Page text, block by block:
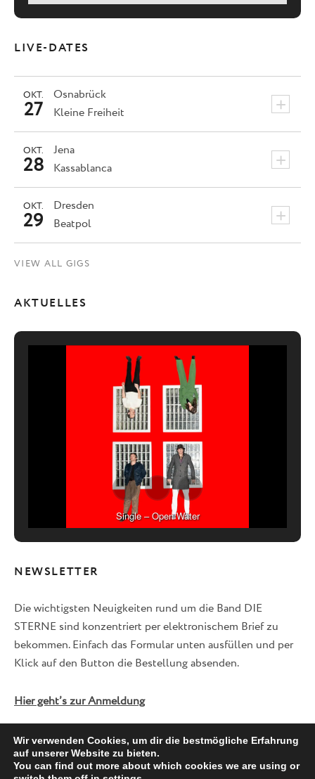
LIVE-DATES
Osnabrück +
OKT.
27 Kleine Freiheit
Jena +
OKT.
28 Kassablanca
Dresden +
OKT.
29 Beatpol
VIEW ALL GIGS
AKTUELLES
Single – Open Water
NEWSLETTER
Die wichtigsten Neuigkeiten rund um die Band DIE
STERNE sind konzentriert per elektronischem Brief zu
bekommen. Einfach das Formular unten ausfüllen und per
Klick auf den Button die Bestellung absenden.
Hier geht’s zur Anmeldung
FacebookTwitterInstagram
Wir verwenden Cookies, um dir die bestmögliche Erfahrung
auf unserer Website zu bieten.
You can find out more about which cookies we are using or